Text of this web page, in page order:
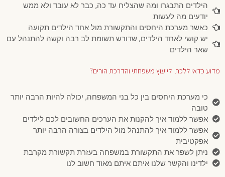
הילדים התבגרו ומה שהצליח עד כה, כבר לא עובד ולא ממש
יודעים מה לעשות
כאשר מערכת היחסים והתקשורת מול אחד הילדים תקועה
יש קושי לאחד הילדים, שדורש תשומת לב רבה וקשה להתנהל עם
שאר הילדים
מדוע כדאי ללכת לייעוץ משפחתי והדרכת הורים?
כי מערכת היחסים בין כל בני המשפחה, יכולה להיות הרבה יותר
טובה
אפשר ללמוד איך להקנות את הערכים החשובים לכם לילדים
אפשר ללמוד איך להתנהל מול הילדים בצורה הרבה יותר
אפקטיבית
ניתן לשפר את התקשורת במשפחה בעזרת תקשורת מקרבת
ילדינו והקשר שלנו איתם איתם מאוד חשוב לנו